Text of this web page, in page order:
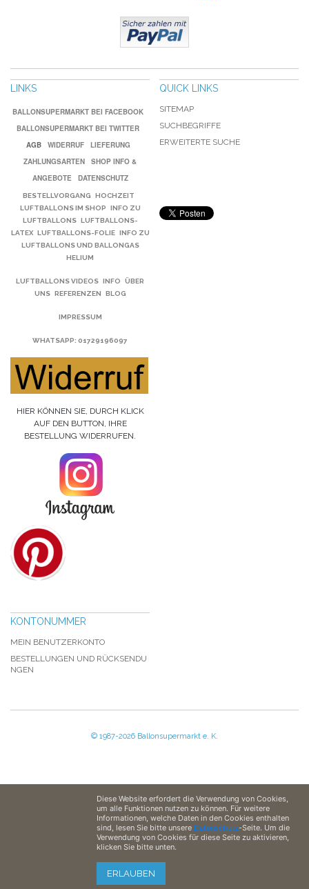
LINKS
BALLONSUPERMARKT BEI FACEBOOK
BALLONSUPERMARKT BEI TWITTER
AGB
WIDERRUF
LIEFERUNG
ZAHLUNGSARTEN
SHOP INFO &
ANGEBOTE
DATENSCHUTZ
BESTELLVORGANG
HOCHZEIT
LUFTBALLONS IM SHOP
INFO ZU
LUFTBALLONS LUFTBALLONS-
LATEX LUFTBALLONS-FOLIE INFO ZU
LUFTBALLONS UND BALLONGAS
HELIUM
LUFTBALLONS VIDEOS INFO
ÜBER
UNS REFERENZEN BLOG
IMPRESSUM
WHATSAPP: 01729196097
HIER KÖNNEN SIE, DURCH KLICK
AUF DEN BUTTON, IHRE
BESTELLUNG WIDERRUFEN.
QUICK LINKS
SITEMAP
SUCHBEGRIFFE
ERWEITERTE SUCHE
KONTONUMMER
MEIN BENUTZERKONTO
BESTELLUNGEN UND RÜCKSENDU
NGEN
© 1987-2026 Ballonsupermarkt e. K.
Diese Website erfordert die Verwendung von Cookies,
um alle Funktionen nutzen zu können. Für weitere
Informationen, welche Daten in den Cookies enthalten
sind, lesen Sie bitte unsere Datenschutz-Seite. Um die
Verwendung von Cookies für diese Seite zu aktivieren,
klicken Sie bitte unten.
ERLAUBEN